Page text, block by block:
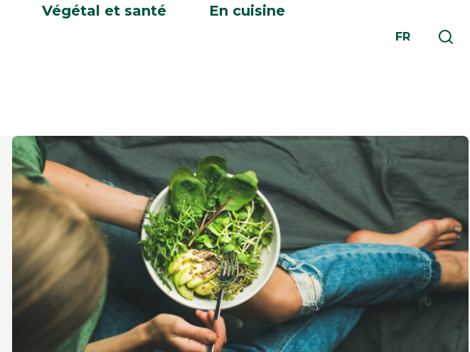
Végétal et santé En cuisine
FR